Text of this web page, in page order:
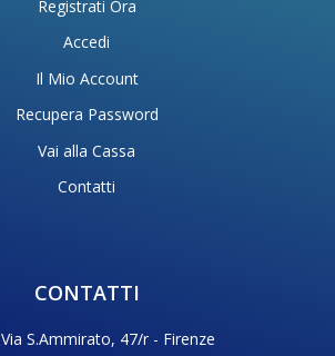
Registrati Ora
Accedi
Il Mio Account
Recupera Password
Vai alla Cassa
Contatti
CONTATTI
Via S.Ammirato, 47/r - Firenze